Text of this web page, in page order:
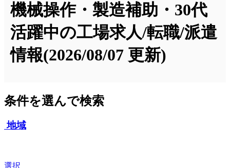
機械操作・製造補助・30代
活躍中の工場求人/転職/派遣
情報(2026/08/07 更新)
条件を選んで検索
地域
選択